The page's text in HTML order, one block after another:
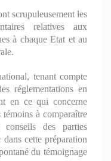
scrupuleusement les
relatives aux
à chaque Etat et au
tenant compte
réglementations en
en ce qui concerne
à comparaître
des parties
cette préparation
du témoignage